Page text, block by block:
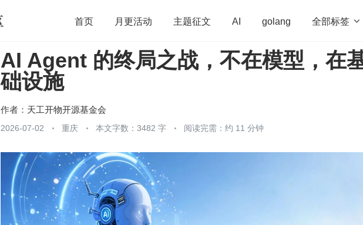
首页 月更活动 主题征文 AI golang 全部标签 
开源 架构 OpenHarmony 算法 学习方法 Web3.0 高
团队管理
AI Agent 的终局之战，不在模型，在
础设施
作者： 天工开物开源基金会
2026-07-02 重庆 本文字数：3482 字 阅读完需：约 11 分钟